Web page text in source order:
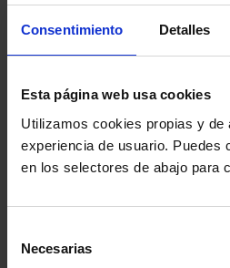
Consentimiento Detalles
Esta página web usa cookies
Utilizamos cookies propias y de
experiencia de usuario. Puedes
en los selectores de abajo para
Necesarias